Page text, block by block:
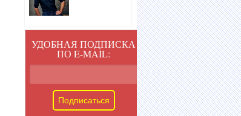
УДОБНАЯ ПОДПИСКА
ПО E-MAIL: